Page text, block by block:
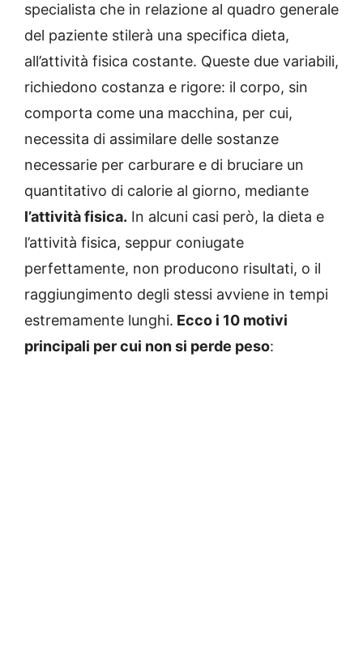
specialista che in relazione al quadro generale
del paziente stilerà una specifica dieta,
all’attività fisica costante. Queste due variabili,
richiedono costanza e rigore: il corpo, sin
comporta come una macchina, per cui,
necessita di assimilare delle sostanze
necessarie per carburare e di bruciare un
quantitativo di calorie al giorno, mediante
l’attività fisica. In alcuni casi però, la dieta e
l’attività fisica, seppur coniugate
perfettamente, non producono risultati, o il
raggiungimento degli stessi avviene in tempi
estremamente lunghi. Ecco i 10 motivi
principali per cui non si perde peso: